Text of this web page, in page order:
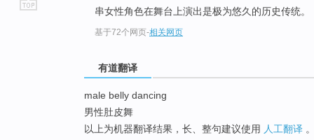
串女性角色在舞台上演出是极为悠久的历史传统。
基于72个网页-相关网页
有道翻译
male belly dancing
男性肚皮舞
以上为机器翻译结果，长、整句建议使用 人工翻译